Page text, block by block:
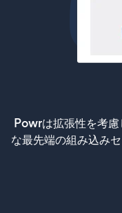
Powrは拡張性を考
な最先端の組み込み